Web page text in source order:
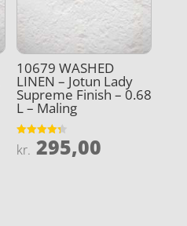
10679 WASHED
LINEN – Jotun Lady
Supreme Finish – 0.68
L – Maling
Vurderet
4.3
kr. 295,00